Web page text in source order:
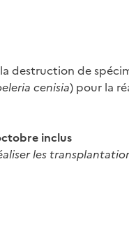
destruction de
cenisia) pour la
inclus
les